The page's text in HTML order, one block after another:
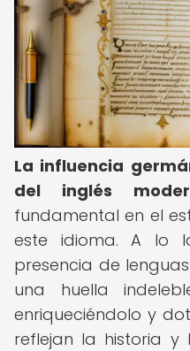
La influencia
del inglés
fundamental en el
este idioma. A lo
presencia de
una huella
enriqueciéndolo y
reflejan la historia y